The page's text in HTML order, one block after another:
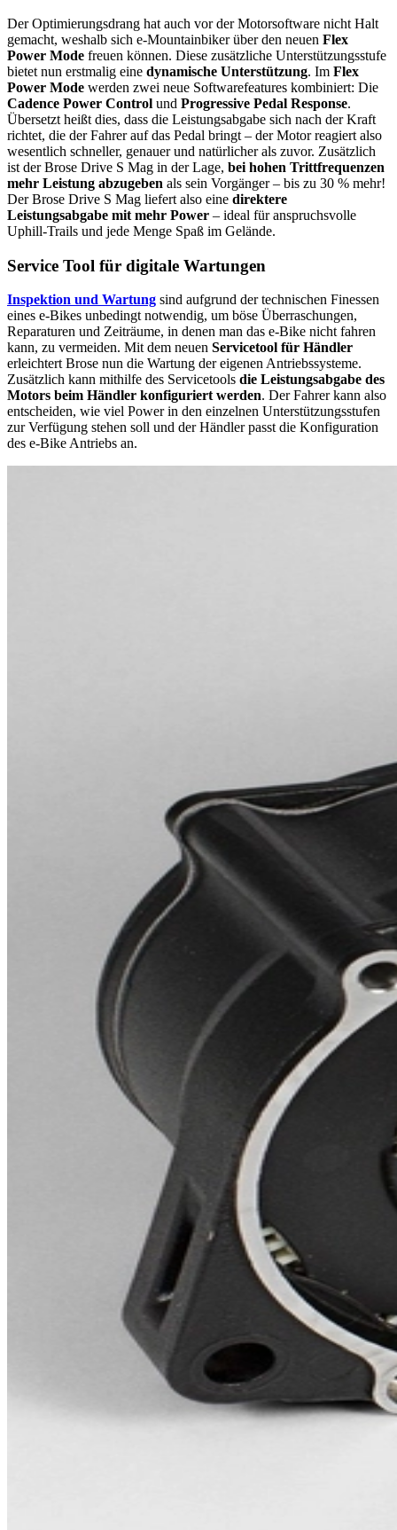
Der Optimierungsdrang hat auch vor der Motorsoftware nicht Halt
gemacht, weshalb sich e-Mountainbiker über den neuen Flex
Power Mode freuen können. Diese zusätzliche Unterstützungsstufe
bietet nun erstmalig eine dynamische Unterstützung. Im Flex
Power Mode werden zwei neue Softwarefeatures kombiniert: Die
Cadence Power Control und Progressive Pedal Response.
Übersetzt heißt dies, dass die Leistungsabgabe sich nach der Kraft
richtet, die der Fahrer auf das Pedal bringt – der Motor reagiert also
wesentlich schneller, genauer und natürlicher als zuvor. Zusätzlich
ist der Brose Drive S Mag in der Lage, bei hohen Trittfrequenzen
mehr Leistung abzugeben als sein Vorgänger – bis zu 30 % mehr!
Der Brose Drive S Mag liefert also eine direktere
Leistungsabgabe mit mehr Power – ideal für anspruchsvolle
Uphill-Trails und jede Menge Spaß im Gelände.
Service Tool für digitale Wartungen
Inspektion und Wartung sind aufgrund der technischen Finessen
eines e-Bikes unbedingt notwendig, um böse Überraschungen,
Reparaturen und Zeiträume, in denen man das e-Bike nicht fahren
kann, zu vermeiden. Mit dem neuen Servicetool für Händler
erleichtert Brose nun die Wartung der eigenen Antriebssysteme.
Zusätzlich kann mithilfe des Servicetools die Leistungsabgabe des
Motors beim Händler konfiguriert werden. Der Fahrer kann also
entscheiden, wie viel Power in den einzelnen Unterstützungsstufen
zur Verfügung stehen soll und der Händler passt die Konfiguration
des e-Bike Antriebs an.